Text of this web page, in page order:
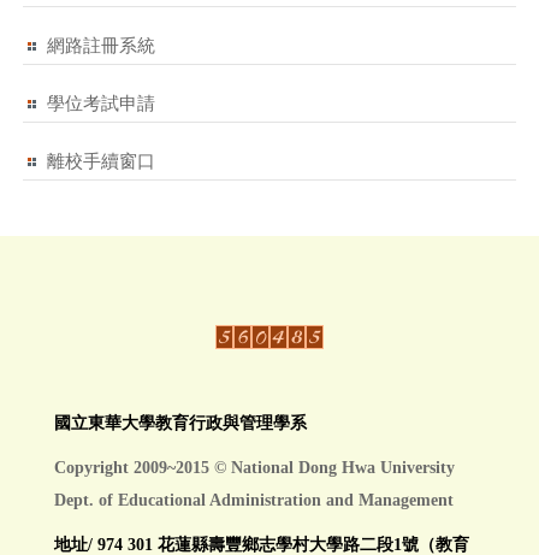
網路註冊系統
學位考試申請
離校手續窗口
國立東華大學教育行政與管理學系
Copyright 2009~2015 © National Dong Hwa University
Dept. of Educational Administration and Management
地址/ 974 301 花蓮縣壽豐鄉志學村大學路二段1號（教育